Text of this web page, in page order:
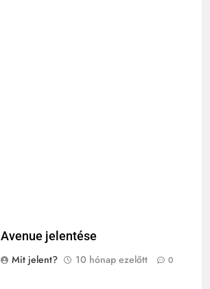
Avenue jelentése
Mit jelent?
10 hónap ezelőtt 0